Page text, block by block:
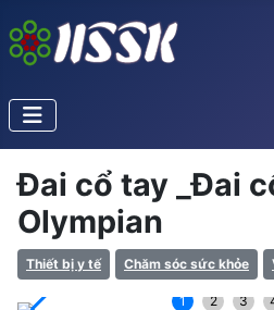
Đai cổ tay _Đai
Olympian
Thiết bị y tế Chăm sóc sức khỏe
1 2 3